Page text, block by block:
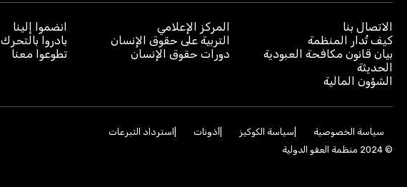
الاتصال بنا
كيف تُدار المنظمة
بيان قانون مكافحة العبودية
الحديثة
الشؤون المالية
المركز الإعلامي
التربية على حقوق الإنسان
دورات حقوق الإنسان
انضموا إلينا
بادروا بالتحرك
تطوعوا معنا
سياسة الخصوصية سياسة الكوكيز أذونات
استرداد التبرعات
© 2024 منظمة العفو الدولية